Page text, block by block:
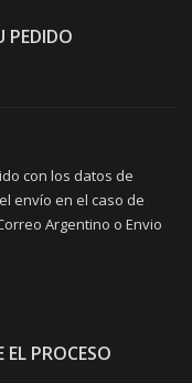
PEDIDO
con los datos de
envío en el caso de
Argentino o Envio
PROCESO